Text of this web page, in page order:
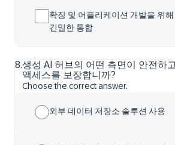
확장 및 어플리케이션 개발을 위
긴밀한 통합
8.생성 AI 허브의 어떤 측면이 안전하
액세스를 보장합니까?
Choose the correct answer.
외부 데이터 저장소 솔루션 사용